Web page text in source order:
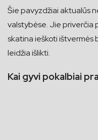
Šie pavyzdžiai aktualūs
valstybėse. Jie priverčia
skatina ieškoti ištvermės
leidžia išlikti.
Kai gyvi pokalbiai